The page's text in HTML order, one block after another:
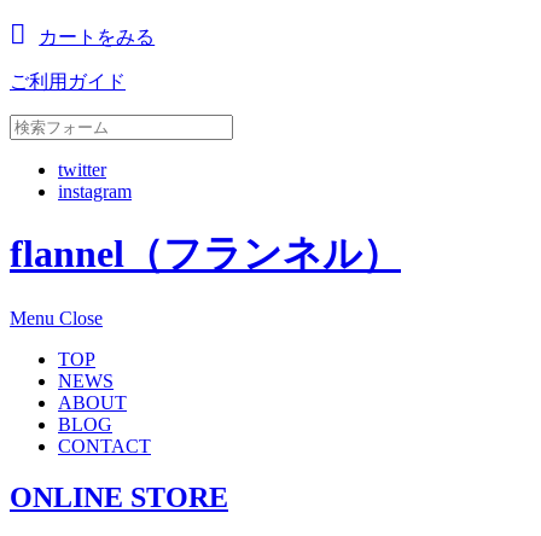
カートをみる
ご利用ガイド
twitter
instagram
flannel（フランネル）
Menu Close
TOP
NEWS
ABOUT
BLOG
CONTACT
ONLINE STORE